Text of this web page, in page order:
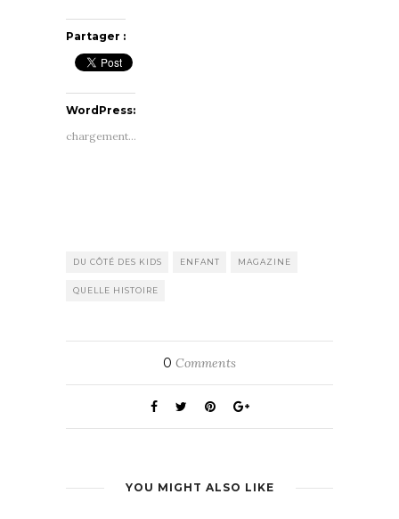
Partager :
WordPress:
chargement…
DU CÔTÉ DES KIDS ENFANT MAGAZINE
QUELLE HISTOIRE
0 Comments
YOU MIGHT ALSO LIKE